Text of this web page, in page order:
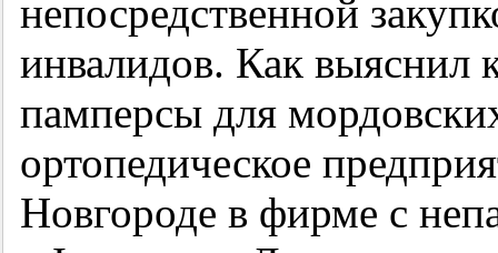
непосредственной
инвалидов. Как выяснил
памперсы для
ортопедическое
Новгороде в фирме с